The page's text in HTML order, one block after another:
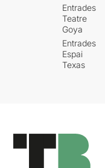
Entrades
Teatre
Goya
Entrades
Espai
Texas